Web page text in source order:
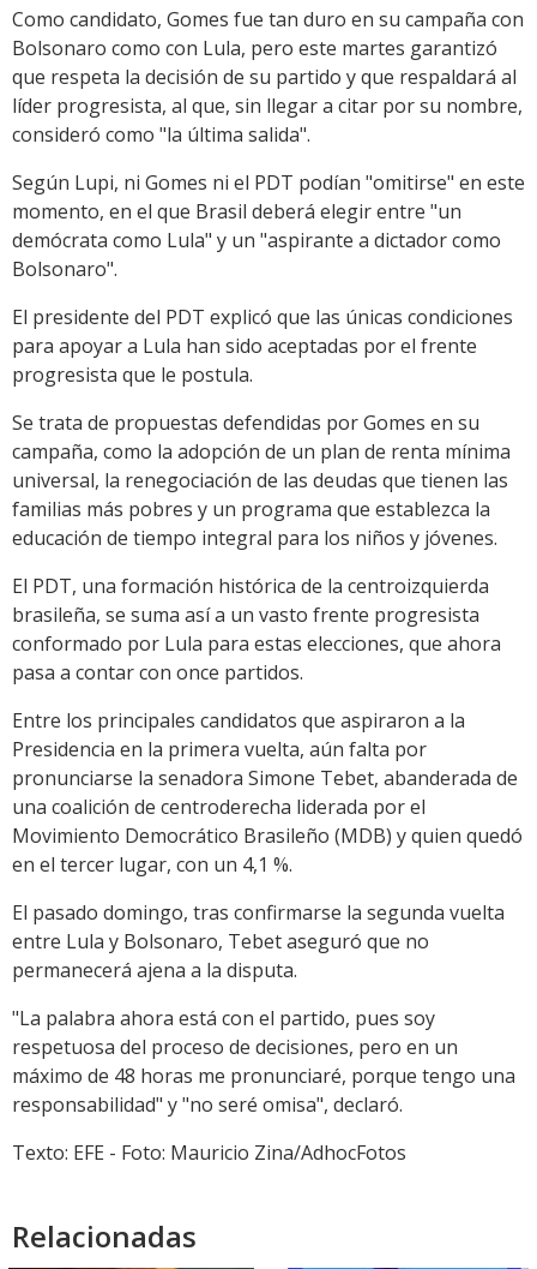
Como candidato, Gomes fue tan duro en su campaña con
Bolsonaro como con Lula, pero este martes garantizó
que respeta la decisión de su partido y que respaldará al
líder progresista, al que, sin llegar a citar por su nombre,
consideró como "la última salida".
Según Lupi, ni Gomes ni el PDT podían "omitirse" en este
momento, en el que Brasil deberá elegir entre "un
demócrata como Lula" y un "aspirante a dictador como
Bolsonaro".
El presidente del PDT explicó que las únicas condiciones
para apoyar a Lula han sido aceptadas por el frente
progresista que le postula.
Se trata de propuestas defendidas por Gomes en su
campaña, como la adopción de un plan de renta mínima
universal, la renegociación de las deudas que tienen las
familias más pobres y un programa que establezca la
educación de tiempo integral para los niños y jóvenes.
El PDT, una formación histórica de la centroizquierda
brasileña, se suma así a un vasto frente progresista
conformado por Lula para estas elecciones, que ahora
pasa a contar con once partidos.
Entre los principales candidatos que aspiraron a la
Presidencia en la primera vuelta, aún falta por
pronunciarse la senadora Simone Tebet, abanderada de
una coalición de centroderecha liderada por el
Movimiento Democrático Brasileño (MDB) y quien quedó
en el tercer lugar, con un 4,1 %.
El pasado domingo, tras confirmarse la segunda vuelta
entre Lula y Bolsonaro, Tebet aseguró que no
permanecerá ajena a la disputa.
"La palabra ahora está con el partido, pues soy
respetuosa del proceso de decisiones, pero en un
máximo de 48 horas me pronunciaré, porque tengo una
responsabilidad" y "no seré omisa", declaró.
Texto: EFE - Foto: Mauricio Zina/AdhocFotos
Relacionadas